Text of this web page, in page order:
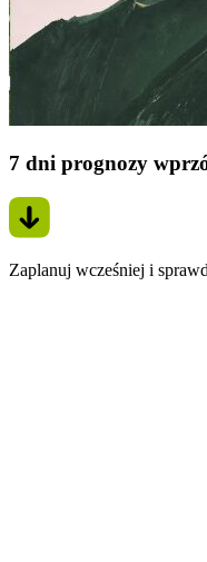
7 dni prognozy
Zaplanuj wcześniej i